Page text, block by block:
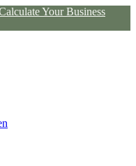
Your Business